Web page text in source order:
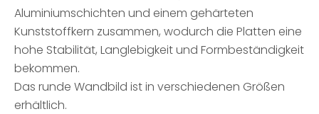
Aluminiumschichten und einem gehärteten
Kunststoffkern zusammen, wodurch die Platten eine
hohe Stabilität, Langlebigkeit und Formbeständigkeit
bekommen.
Das runde Wandbild ist in verschiedenen Größen
erhältlich.